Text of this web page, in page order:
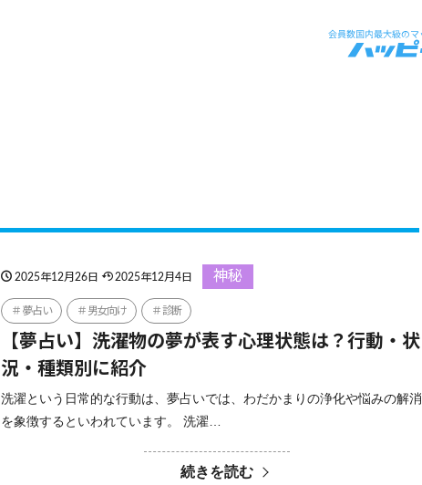
2025年12月26日 2025年12月4日 神秘
夢占い 男女向け 診断
【夢占い】洗濯物の夢が表す心理状態は？行動・状
況・種類別に紹介
洗濯という日常的な行動は、夢占いでは、わだかまりの浄化や悩みの解消
を象徴するといわれています。 洗濯…
続きを読む